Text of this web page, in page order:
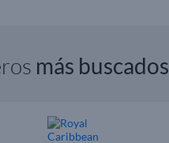
más buscados